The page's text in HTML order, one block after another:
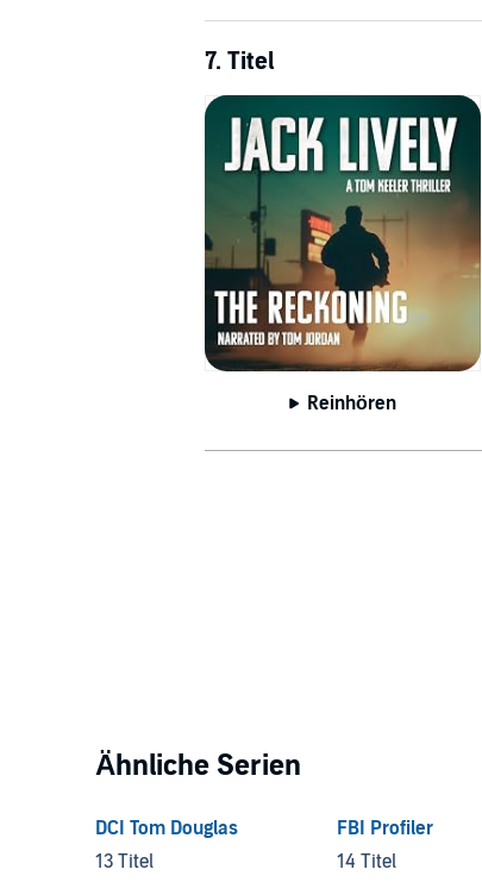
7. Titel
Reinhören
Ähnliche Serien
DCI Tom Douglas
13 Titel
FBI Profiler
14 Titel